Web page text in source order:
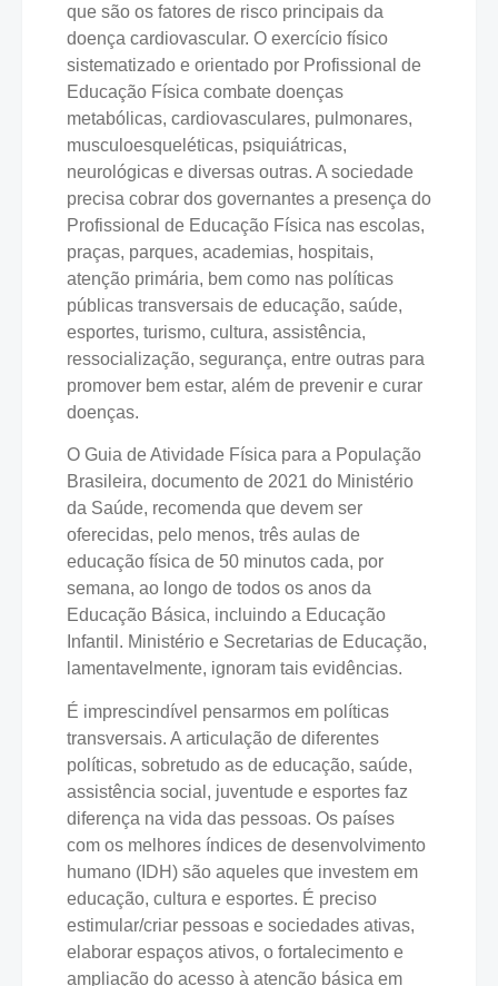
que são os fatores de risco principais da
doença cardiovascular. O exercício físico
sistematizado e orientado por Profissional de
Educação Física combate doenças
metabólicas, cardiovasculares, pulmonares,
musculoesqueléticas, psiquiátricas,
neurológicas e diversas outras. A sociedade
precisa cobrar dos governantes a presença do
Profissional de Educação Física nas escolas,
praças, parques, academias, hospitais,
atenção primária, bem como nas políticas
públicas transversais de educação, saúde,
esportes, turismo, cultura, assistência,
ressocialização, segurança, entre outras para
promover bem estar, além de prevenir e curar
doenças.
O Guia de Atividade Física para a População
Brasileira, documento de 2021 do Ministério
da Saúde, recomenda que devem ser
oferecidas, pelo menos, três aulas de
educação física de 50 minutos cada, por
semana, ao longo de todos os anos da
Educação Básica, incluindo a Educação
Infantil. Ministério e Secretarias de Educação,
lamentavelmente, ignoram tais evidências.
É imprescindível pensarmos em políticas
transversais. A articulação de diferentes
políticas, sobretudo as de educação, saúde,
assistência social, juventude e esportes faz
diferença na vida das pessoas. Os países
com os melhores índices de desenvolvimento
humano (IDH) são aqueles que investem em
educação, cultura e esportes. É preciso
estimular/criar pessoas e sociedades ativas,
elaborar espaços ativos, o fortalecimento e
ampliação do acesso à atenção básica em